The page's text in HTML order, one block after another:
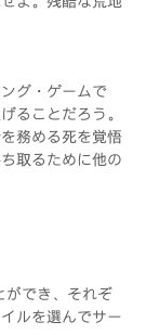
グ・ゲームで
ることだろう。
務める死を覚悟
取るために他の
ができ、それぞ
ルを選んでサー